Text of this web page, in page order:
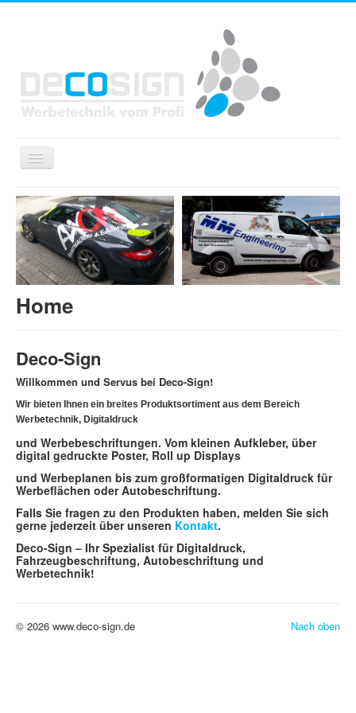
Navigation
an/aus
Home
Fahrzeugbeschriftung
Werbetechnik
Druckprodukte
Baustellen & Fassadenwerbung
Textil
Grafik
Leuchtkästen & LED Leuchttechnik
Kontakt
Impressum / Datenschutz
Home
Deco-Sign
Willkommen und Servus bei Deco-Sign!
Wir bieten Ihnen ein breites Produktsortiment aus dem Bereich
Werbetechnik, Digitaldruck
und Werbebeschriftungen. Vom kleinen Aufkleber, über
digital gedruckte Poster, Roll up Displays
und Werbeplanen bis zum großformatigen Digitaldruck für
Werbeflächen oder Autobeschriftung.
Falls Sie fragen zu den Produkten haben, melden Sie sich
gerne jederzeit über unseren Kontakt.
Deco-Sign – Ihr Spezialist für Digitaldruck,
Fahrzeugbeschriftung, Autobeschriftung und
Werbetechnik!
Nach oben
© 2026 www.deco-sign.de